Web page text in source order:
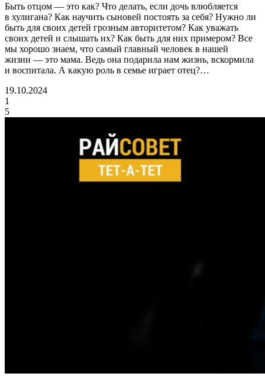
Быть отцом — это как? Что делать, если дочь влюбляется
в хулигана? Как научить сыновей постоять за себя? Нужно ли
быть для своих детей грозным авторитетом? Как уважать
своих детей и слышать их? Как быть для них примером? Все
мы хорошо знаем, что самый главный человек в нашей
жизни — это мама. Ведь она подарила нам жизнь, вскормила
и воспитала. А какую роль в семье играет отец?…
19.10.2024
1
5